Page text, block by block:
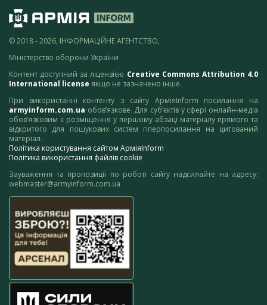
© 2018 - 2026, ІНФОРМАЦІЙНЕ АГЕНТСТВО,
Міністерство оборони України
Контент доступний за ліцензією Creative Commons Attribution 4.0
International license якщо не зазначено інше.
При використанні контенту з сайту АрміяInform посилання на
armyinform.com.ua обов’язкове. Для суб’єктів у сфері онлайн-медіа
обов’язковим є розміщення у першому абзаці матеріалу прямого та
відкритого для пошукових систем гіперпосилання на цитований
матеріал.
Політика користування сайтом АрміяInform
Політика використання файлів cookie
Зауваження та пропозиції по роботі сайту надсилайте на адресу:
webmaster@armyinform.com.ua